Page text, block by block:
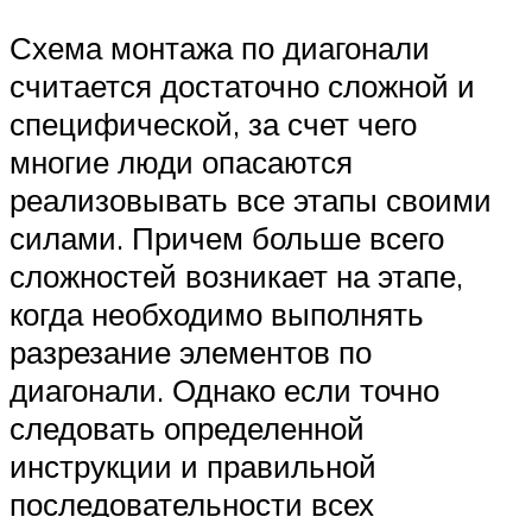
Схема монтажа по диагонали
считается достаточно сложной и
специфической, за счет чего
многие люди опасаются
реализовывать все этапы своими
силами. Причем больше всего
сложностей возникает на этапе,
когда необходимо выполнять
разрезание элементов по
диагонали. Однако если точно
следовать определенной
инструкции и правильной
последовательности всех